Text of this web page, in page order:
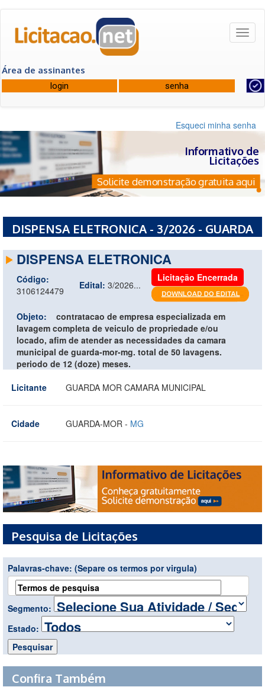
Área de assinantes
Esqueci minha senha
Informativo de
Licitações
Solicite demonstração gratuita aqui
DISPENSA ELETRONICA - 3/2026 - GUARDA
DISPENSA ELETRONICA
Código:
3106124479
Edital: 3/2026...
Licitação Encerrada
Objeto:
contratacao de empresa especializada em
lavagem completa de veiculo de propriedade e/ou
locado, afim de atender as necessidades da camara
municipal de guarda-mor-mg. total de 50 lavagens.
periodo de 12 (doze) meses.
Licitante
GUARDA MOR CAMARA MUNICIPAL
Cidade GUARDA-MOR - MG
Pesquisa de Licitações
Palavras-chave: (Separe os termos por virgula)
Segmento:
Estado:
Confira Também